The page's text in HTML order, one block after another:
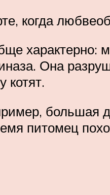
когда
характерно:
Она
котят.
большая
питомец